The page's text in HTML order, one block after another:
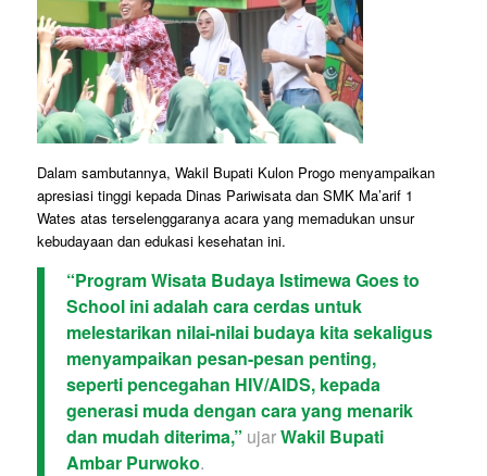
Dalam sambutannya, Wakil Bupati Kulon Progo menyampaikan
apresiasi tinggi kepada Dinas Pariwisata dan SMK Ma’arif 1
Wates atas terselenggaranya acara yang memadukan unsur
kebudayaan dan edukasi kesehatan ini.
“Program Wisata Budaya Istimewa Goes to
School ini adalah cara cerdas untuk
melestarikan nilai-nilai budaya kita sekaligus
menyampaikan pesan-pesan penting,
seperti pencegahan HIV/AIDS, kepada
generasi muda dengan cara yang menarik
dan mudah diterima,” ujarWakil Bupati
Ambar Purwoko.